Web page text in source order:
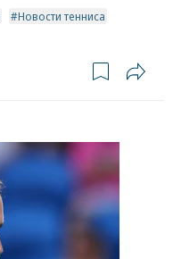
Новости тенниса